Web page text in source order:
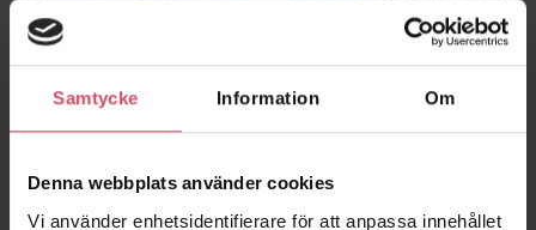
Samtycke Information Om
Denna webbplats använder cookies
Vi använder enhetsidentifierare för att anpassa innehållet
Privat villa Bålsta
Bålsta
Norra Kapellgärdet
Uppsala